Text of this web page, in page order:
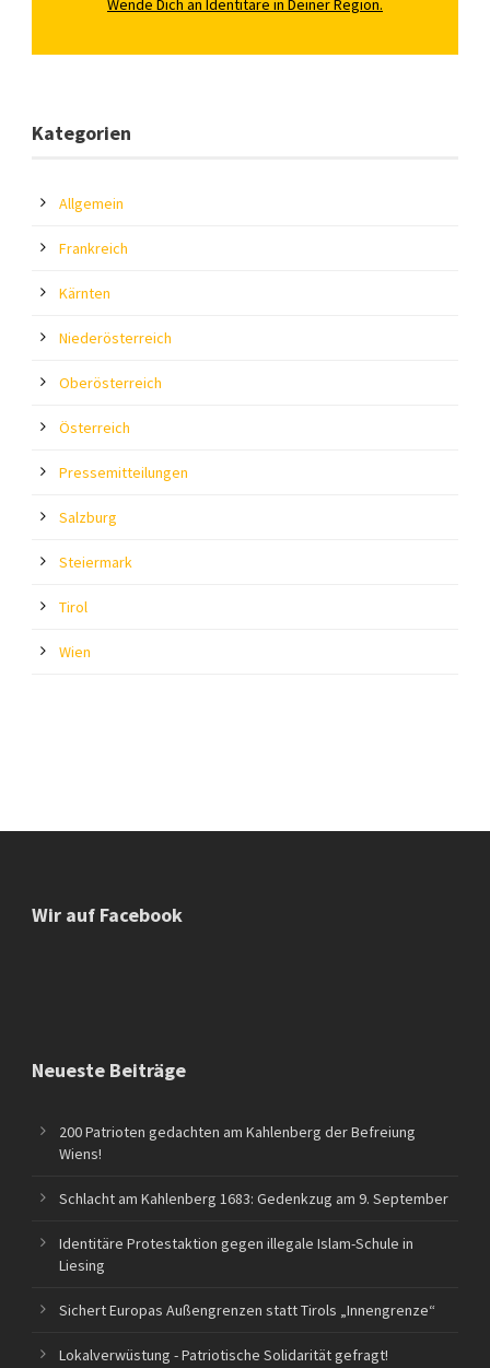
Wende Dich an Identitäre in Deiner Region.
Kategorien
Allgemein
Frankreich
Kärnten
Niederösterreich
Oberösterreich
Österreich
Pressemitteilungen
Salzburg
Steiermark
Tirol
Wien
Wir auf Facebook
Neueste Beiträge
200 Patrioten gedachten am Kahlenberg der Befreiung
Wiens!
Schlacht am Kahlenberg 1683: Gedenkzug am 9. September
Identitäre Protestaktion gegen illegale Islam-Schule in
Liesing
Sichert Europas Außengrenzen statt Tirols „Innengrenze“
Lokalverwüstung - Patriotische Solidarität gefragt!